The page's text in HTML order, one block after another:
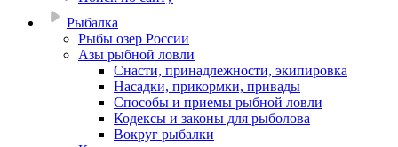
Рыбалка
Рыбы озер России
Азы рыбной ловли
Снасти, принадлежности, экипировка
Насадки, прикормки, привады
Способы и приемы рыбной ловли
Кодексы и законы для рыболова
Вокруг рыбалки